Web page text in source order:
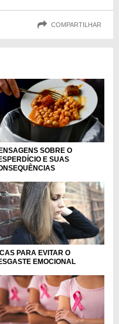
COMPARTILHAR
SOBRE O
E SUAS
PARA EVITAR O
EMOCIONAL